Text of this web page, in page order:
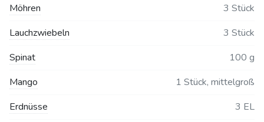
Möhren
3 Stück
Lauchzwiebeln
3 Stück
Spinat
100 g
Mango
1 Stück, mittelgroß
Erdnüsse
3 EL